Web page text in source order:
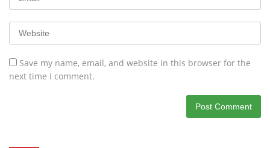
Save my name, email, and website in this browser for the
next time I comment.